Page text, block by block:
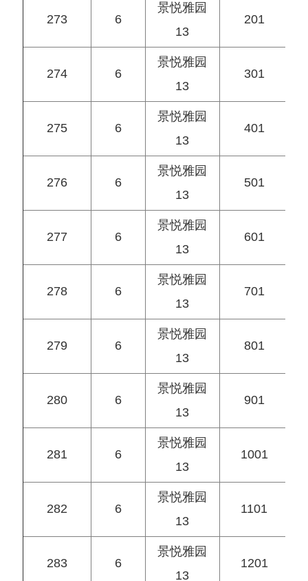
273 6
景悦雅园
13
201
274 6
景悦雅园
13
301
275 6
景悦雅园
13
401
276 6
景悦雅园
13
501
277 6
景悦雅园
13
601
278 6
景悦雅园
13
701
279 6
景悦雅园
13
801
280 6
景悦雅园
13
901
281 6
景悦雅园
13
1001
282 6
景悦雅园
13
1101
283 6
景悦雅园
13
1201